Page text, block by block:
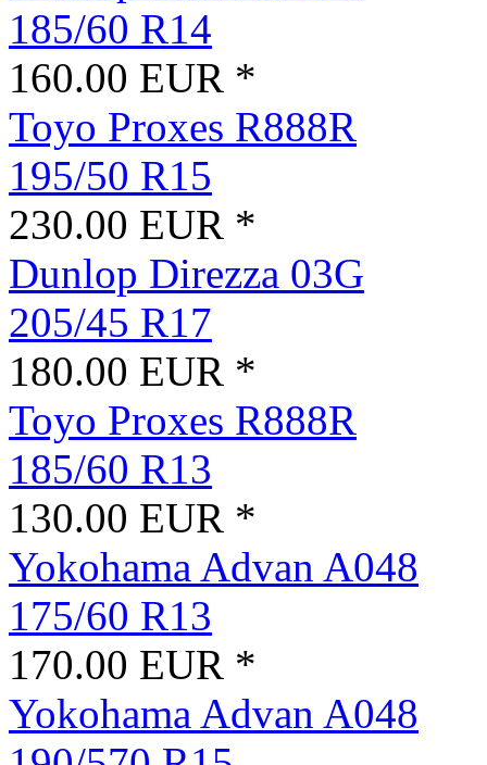
185/60 R14
160.00 EUR *
Toyo Proxes R888R
195/50 R15
230.00 EUR *
Dunlop Direzza 03G
205/45 R17
180.00 EUR *
Toyo Proxes R888R
185/60 R13
130.00 EUR *
Yokohama Advan A048
175/60 R13
170.00 EUR *
Yokohama Advan A048